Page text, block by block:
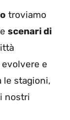
troviamo
scenari di
e
le stagioni,
nostri